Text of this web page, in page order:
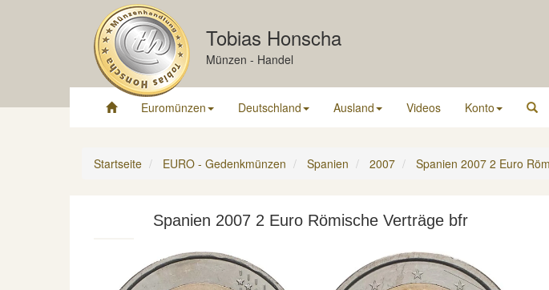
Tobias Honscha
Münzen - Handel
Euromünzen Deutschland Ausland Videos Konto
Startseite EURO - Gedenkmünzen Spanien 2007 Spanien 2007 2 Euro
Spanien 2007 2 Euro Römische Verträge bfr